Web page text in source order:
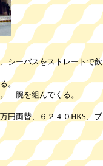
バスをストレートで飲
。
を組んでくる。
６２４０HK$、ブラ